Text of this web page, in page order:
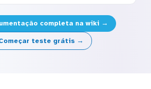
completa na wiki →
teste grátis →